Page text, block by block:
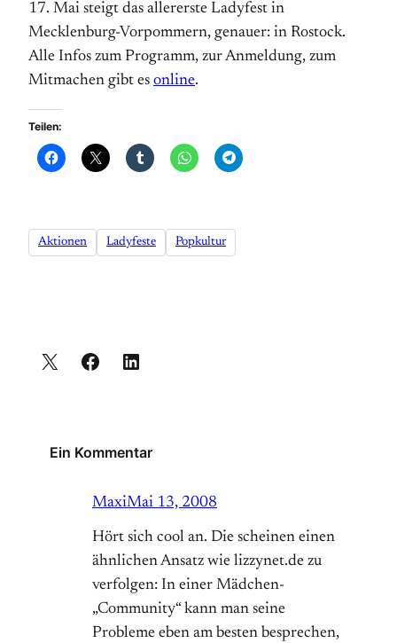
17. Mai steigt das allererste Ladyfest in
Mecklenburg-Vorpommern, genauer: in Rostock.
Alle Infos zum Programm, zur Anmeldung, zum
Mitmachen gibt es online.
Teilen:
Aktionen Ladyfeste Popkultur
Ein Kommentar
MaxiMai 13, 2008
Hört sich cool an. Die scheinen einen
ähnlichen Ansatz wie lizzynet.de zu
verfolgen: In einer Mädchen-
„Community“ kann man seine
Probleme eben am besten besprechen,